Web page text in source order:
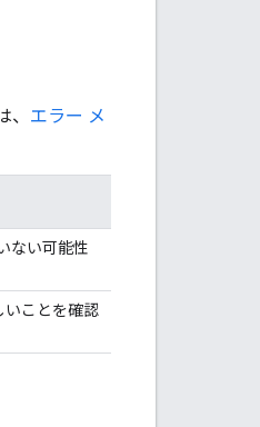
エラー メ
ない可能性
いことを確認